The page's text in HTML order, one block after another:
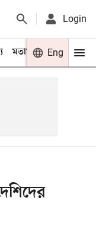
Login
মতামত খেলা
Eng